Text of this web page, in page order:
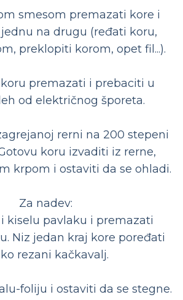
smesom premazati kore i
na drugu (ređati koru,
preklopiti korom, opet fil...).
premazati i prebaciti u
od električnog šporeta.
rerni na 200 stepeni
koru izvaditi iz rerne,
krpom i ostaviti da se ohladi.
Za nadev:
kiselu pavlaku i premazati
Niz jedan kraj kore poređati
rezani kačkavalj.
foliju i ostaviti da se stegne.